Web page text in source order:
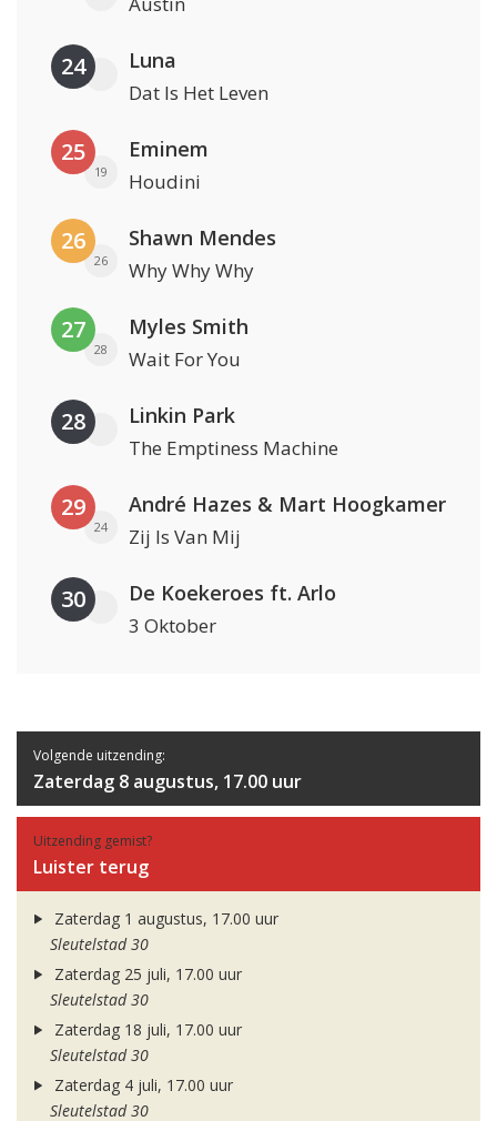
24 Luna
Dat Is Het Leven
25
19
Eminem
Houdini
26
26
Shawn Mendes
Why Why Why
27
28
Myles Smith
Wait For You
28 Linkin Park
The Emptiness Machine
29
24
André Hazes & Mart Hoogkamer
Zij Is Van Mij
30 De Koekeroes ft. Arlo
3 Oktober
Volgende uitzending:
Zaterdag 8 augustus, 17.00 uur
Uitzending gemist?
Luister terug
Zaterdag 1 augustus, 17.00 uur
Sleutelstad 30
Zaterdag 25 juli, 17.00 uur
Sleutelstad 30
Zaterdag 18 juli, 17.00 uur
Sleutelstad 30
Zaterdag 4 juli, 17.00 uur
Sleutelstad 30